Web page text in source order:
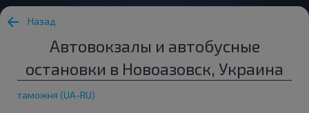
Назад
Автовокзалы и автобусные
остановки в Новоазовск, Украина
таможня (UA-RU)